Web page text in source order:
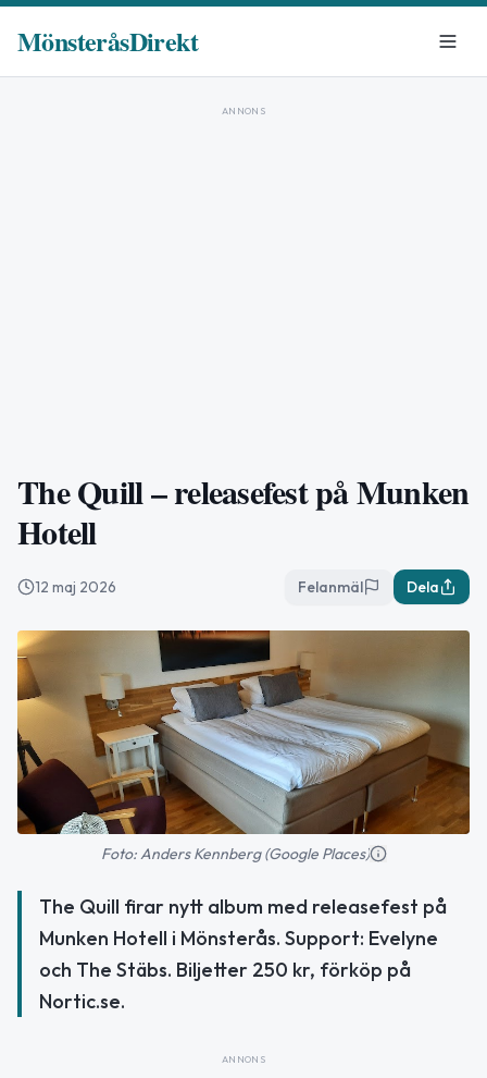
MönsteråsDirekt
ANNONS
The Quill – releasefest på Munken
Hotell
12 maj 2026 Felanmäl Dela
Foto: Anders Kennberg (Google Places)
The Quill firar nytt album med releasefest på
Munken Hotell i Mönsterås. Support: Evelyne
och The Stäbs. Biljetter 250 kr, förköp på
Nortic.se.
ANNONS